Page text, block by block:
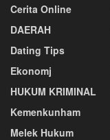
Cerita Online
DAERAH
Dating Tips
Ekonomj
HUKUM KRIMINAL
Kemenkunham
Melek Hukum